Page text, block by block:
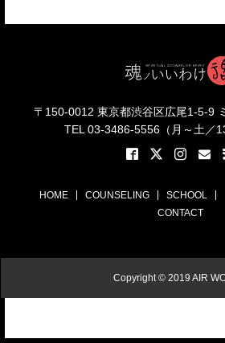
〒150-0012 東京都渋谷区広尾1-5-9
TEL 03-3486-5556（月～土／
HOME COUNSELING SCHOOL
CONTACT
Copyright © 2019 AIR